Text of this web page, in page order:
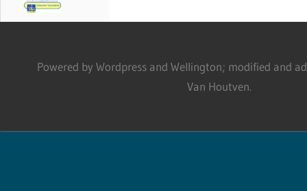
Powered by Wordpress and Wellington; modified and
Van Houtven.